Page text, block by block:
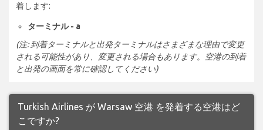
着します:
ターミナル - a
(注: 到着ターミナルと出発ターミナルはさまざまな理由で変更
される可能性があり、変更される場合もあります。空港の到着
と出発の画面を常に確認してください)
Turkish Airlines が Warsaw 空港 を発着する空港はど
こですか?